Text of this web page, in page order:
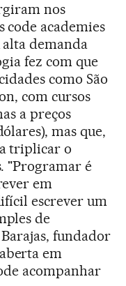
nos
code academies
alta demanda
fez com que
como São
com cursos
a preços
mas que,
a triplicar o
"Programar é
em
escrever um
de
fundador
em
acompanhar